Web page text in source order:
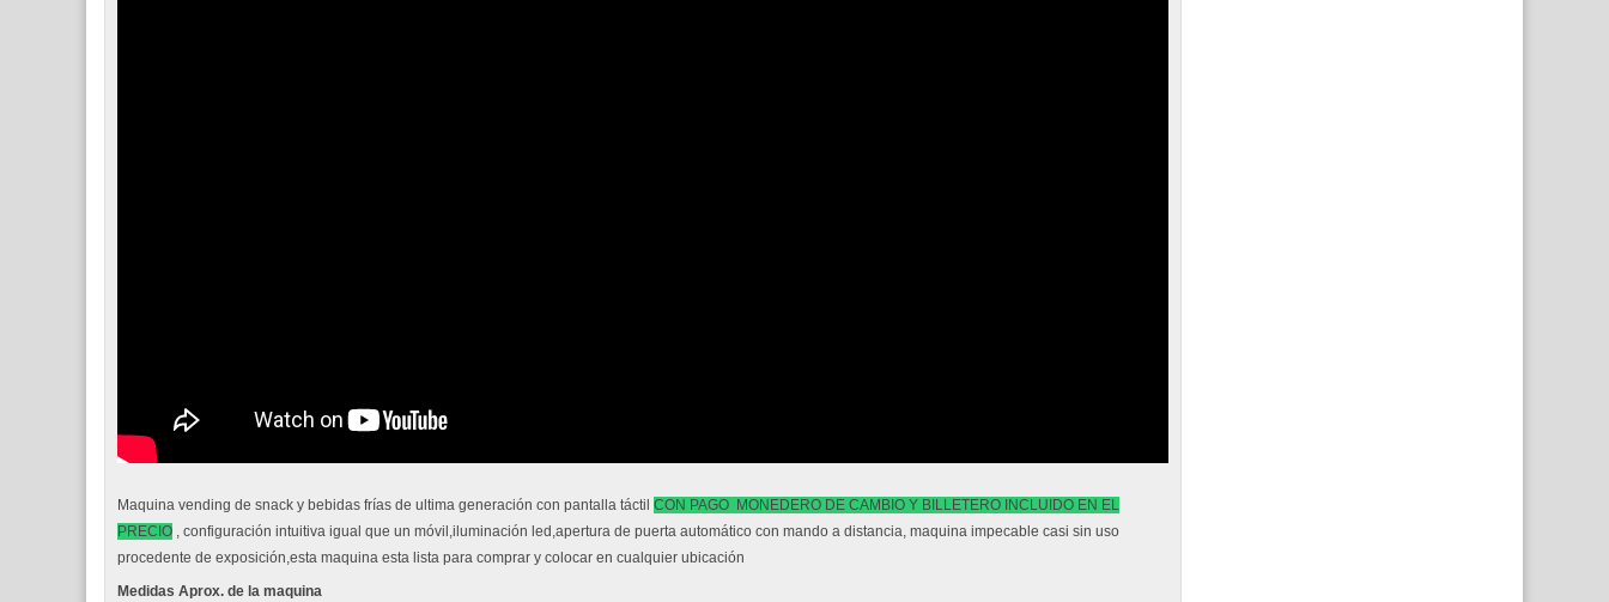
Maquina vending de snack y bebidas frías de ultima generación con pantalla táctil CON PAGO MONEDERO DE CAMBIO Y BILLETERO INCLUIDO EN EL
PRECIO , configuración intuitiva igual que un móvil,iluminación led,apertura de puerta automático con mando a distancia, maquina impecable casi sin uso
procedente de exposición,esta maquina esta lista para comprar y colocar en cualquier ubicación
Medidas Aprox. de la maquina